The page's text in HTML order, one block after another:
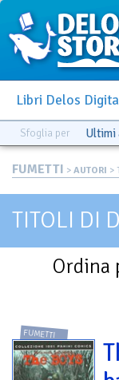
Libri Delos
Sfoglia per Ultimi
FUMETTI > AUTORI >
TITOLI DI
Ordina
FUMETTI